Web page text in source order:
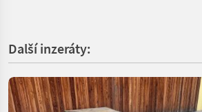
Další inzeráty: